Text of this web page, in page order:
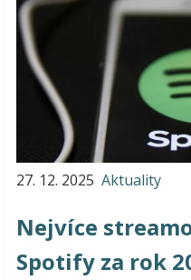
27. 12. 2025 Aktuality
Nejvíce
Spotify za rok